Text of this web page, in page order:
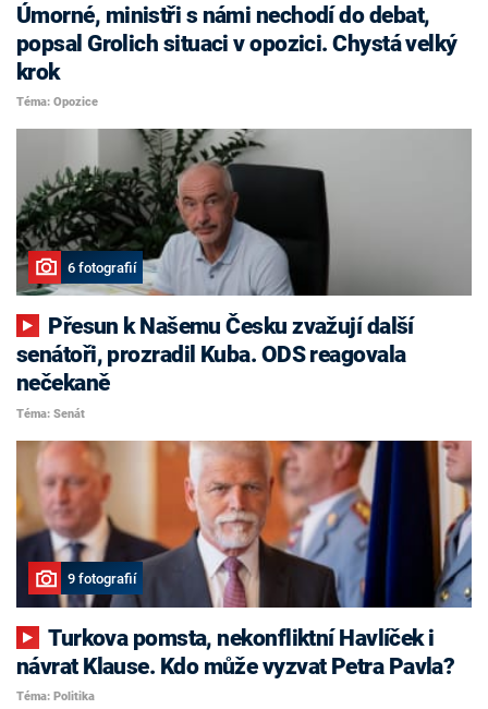
Úmorné, ministři s námi nechodí do debat,
popsal Grolich situaci v opozici. Chystá velký
krok
Téma: Opozice
6 fotografií
senátoři, prozradil Kuba. ODS reagovala
nečekaně
Téma: Senát
9 fotografií
Turkova pomsta, nekonfliktní Havlíček i
návrat Klause. Kdo může vyzvat Petra Pavla?
Téma: Politika